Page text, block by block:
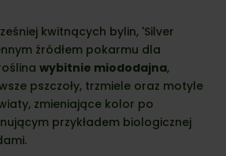
kwitnących bylin, 'Silver
źródłem pokarmu dla
wybitnie miododajna,
pszczoły, trzmiele oraz motyle
zmieniające kolor po
przykładem biologicznej